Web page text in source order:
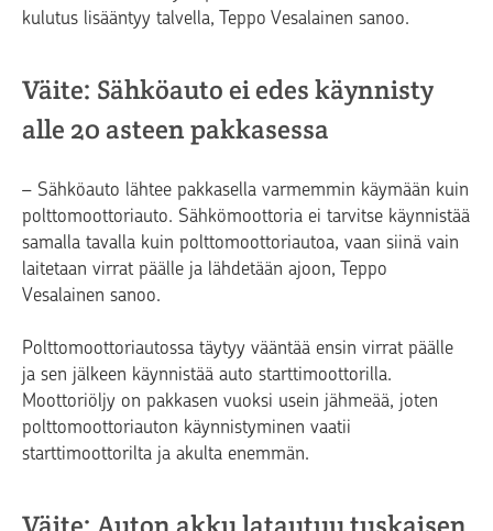
kulutus lisääntyy talvella, Teppo Vesalainen sanoo.
Väite: Sähköauto ei edes käynnisty
alle 20 asteen pakkasessa
– Sähköauto lähtee pakkasella varmemmin käymään kuin
polttomoottoriauto. Sähkömoottoria ei tarvitse käynnistää
samalla tavalla kuin polttomoottoriautoa, vaan siinä vain
laitetaan virrat päälle ja lähdetään ajoon, Teppo
Vesalainen sanoo.
Polttomoottoriautossa täytyy vääntää ensin virrat päälle
ja sen jälkeen käynnistää auto starttimoottorilla.
Moottoriöljy on pakkasen vuoksi usein jähmeää, joten
polttomoottoriauton käynnistyminen vaatii
starttimoottorilta ja akulta enemmän.